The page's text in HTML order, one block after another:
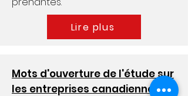
Lire plus
Mots d'ouverture de l'étude sur
les entreprises canadiennes